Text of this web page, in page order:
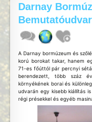
Darnay
Bemutatóudvar
A Darnay bormúzeum és
korú borokat takar, hanem
71-es főúttól pár percnyi
berendezett, több száz
környékének borai és
udvarán egy kisebb kiállítás
régi présekkel és egyéb